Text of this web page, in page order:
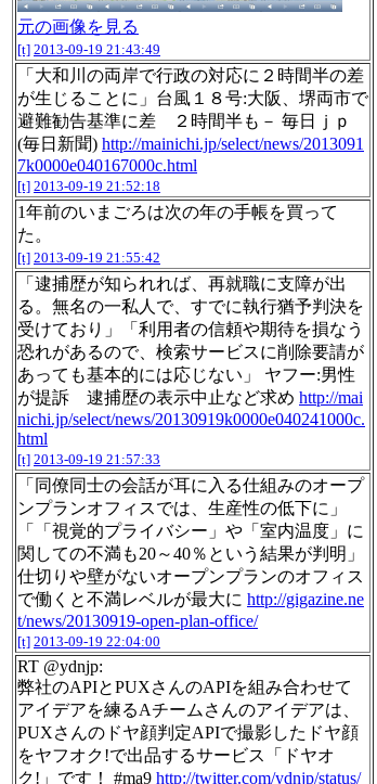
元の画像を見る
[t] 2013-09-19 21:43:49
「大和川の両岸で行政の対応に２時間半の差
が生じることに」台風１８号:大阪、堺両市で
避難勧告基準に差 ２時間半も－ 毎日ｊｐ
(毎日新聞) http://mainichi.jp/select/news/2013091
7k0000e040167000c.html
[t] 2013-09-19 21:52:18
1年前のいまごろは次の年の手帳を買って
た。
[t] 2013-09-19 21:55:42
「逮捕歴が知られれば、再就職に支障が出
る。無名の一私人で、すでに執行猶予判決を
受けており」「利用者の信頼や期待を損なう
恐れがあるので、検索サービスに削除要請が
あっても基本的には応じない」 ヤフー:男性
が提訴 逮捕歴の表示中止など求め http://mai
nichi.jp/select/news/20130919k0000e040241000c.
html
[t] 2013-09-19 21:57:33
「同僚同士の会話が耳に入る仕組みのオープ
ンプランオフィスでは、生産性の低下に」
「「視覚的プライバシー」や「室内温度」に
関しての不満も20～40％という結果が判明」
仕切りや壁がないオープンプランのオフィス
で働くと不満レベルが最大に http://gigazine.ne
t/news/20130919-open-plan-office/
[t] 2013-09-19 22:04:00
RT @ydnjp:
弊社のAPIとPUXさんのAPIを組み合わせて
アイデアを練るAチームさんのアイデアは、
PUXさんのドヤ顔判定APIで撮影したドヤ顔
をヤフオク!で出品するサービス「ドヤオ
ク!」です！ #ma9 http://twitter.com/ydnjp/status/